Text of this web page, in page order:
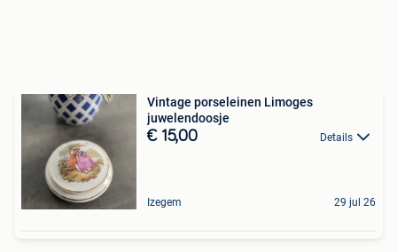
Vintage porseleinen Limoges
juwelendoosje
€ 15,00 Details
Izegem 29 jul 26